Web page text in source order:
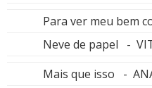
Para ver meu bem
Neve de papel -
Mais que isso -